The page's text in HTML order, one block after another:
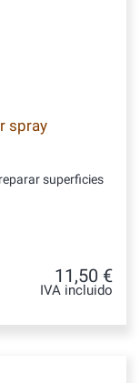
spray
superficies
11,50 €
IVA incluido